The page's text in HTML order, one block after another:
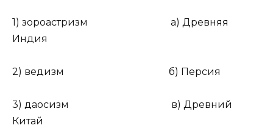
1) зороастризм а) Древняя
Индия
2) ведизм б) Персия
3) даосизм в) Древний
Китай